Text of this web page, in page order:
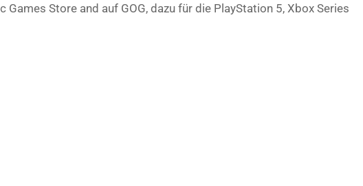
Games Store and auf GOG, dazu für die PlayStation 5, Xbox Series